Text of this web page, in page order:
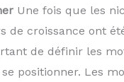
Une fois que les
de croissance ont
de définir les
positionner. Les